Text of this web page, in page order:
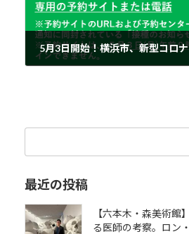
最近の投稿
【六本木・森美術館
る医師の考察。ロン